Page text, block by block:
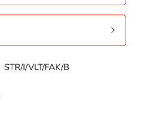
STR/I/VLT/FAK/B